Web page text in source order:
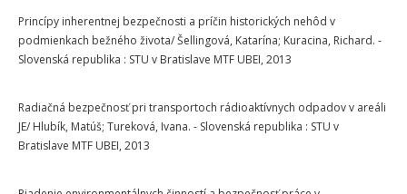
Princípy inherentnej bezpečnosti a príčin historických nehôd v
podmienkach bežného života/ Šellingová, Katarína; Kuracina, Richard. -
Slovenská republika : STU v Bratislave MTF UBEI, 2013
Radiačná bezpečnosť pri transportoch rádioaktívnych odpadov v areáli
JE/ Hlubík, Matúš; Tureková, Ivana. - Slovenská republika : STU v
Bratislave MTF UBEI, 2013